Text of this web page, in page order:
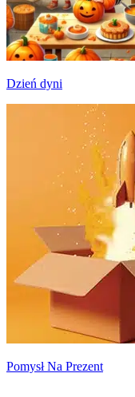
Dzień dyni
Pomysł Na Prezent